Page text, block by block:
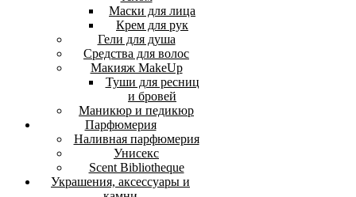
Маски для лица
Крем для рук
Гели для душа
Средства для волос
Макияж MakeUp
Туши для ресниц
и бровей
Маникюр и педикюр
Парфюмерия
Наливная парфюмерия
Унисекс
Scent Bibliotheque
Украшения, аксессуары и